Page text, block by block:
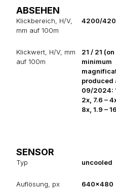
ABSEHEN
Klickbereich, H/V,
mm auf 100m
4200/
Klickwert, H/V, mm
auf 100m
21 / 21 (on
minimum
produced
09/2024:
2х, 7.6 –
8х, 1.9 –
SENSOR
Typ uncooled
Auflösung, px 640x480